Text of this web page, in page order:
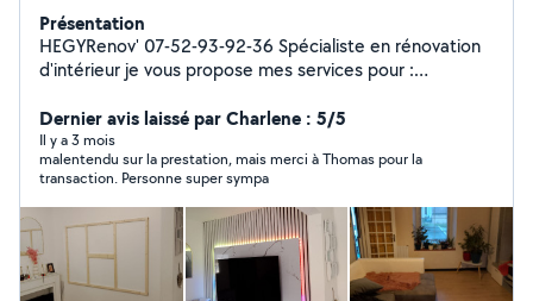
Présentation
HEGYRenov' 07-52-93-92-36 Spécialiste en rénovation
d'intérieur je vous propose mes services pour :
et grosse demolition Menuiserie intérieure/ext (porte,
fenetre, veranda, cuisine etcetc...) Placo - isolation -
peinture Carrelage Petit bricolage Toiture Snap :
hegyrenov
Dernier avis laissé par Charlene : 5/5
Il y a 3 mois
malentendu sur la prestation, mais merci à Thomas pour la
transaction. Personne super sympa